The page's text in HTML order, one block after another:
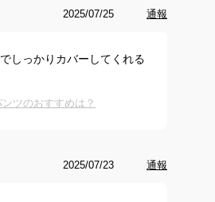
2025/07/25 通報
しっかりカバーしてくれる
ツのおすすめは？
2025/07/23 通報